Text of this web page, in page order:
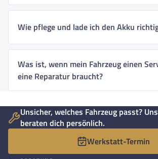
Wie pflege und lade ich den Akku
Was ist, wenn mein Fahrzeug einen
eine Reparatur braucht?
Unsicher, welches Fahrzeug passt?
beraten dich persönlich.
Werkstatt-Termin